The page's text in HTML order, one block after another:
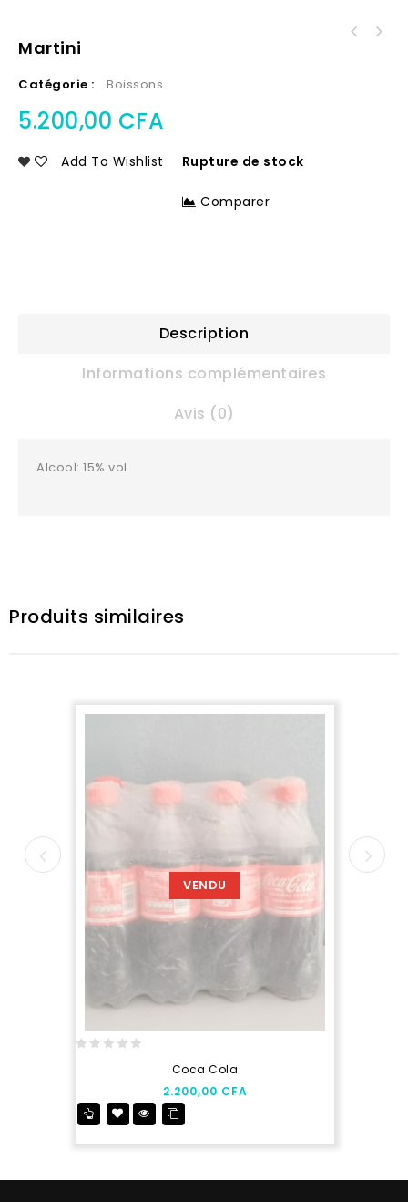
Martini
Catégorie : Boissons
5.200,00 CFA
Rupture de stock
Add To Wishlist
Comparer
Description
Informations complémentaires
Avis (0)
Alcool: 15% vol
Produits similaires
VENDU
5
Coca Cola
2.200,00 CFA